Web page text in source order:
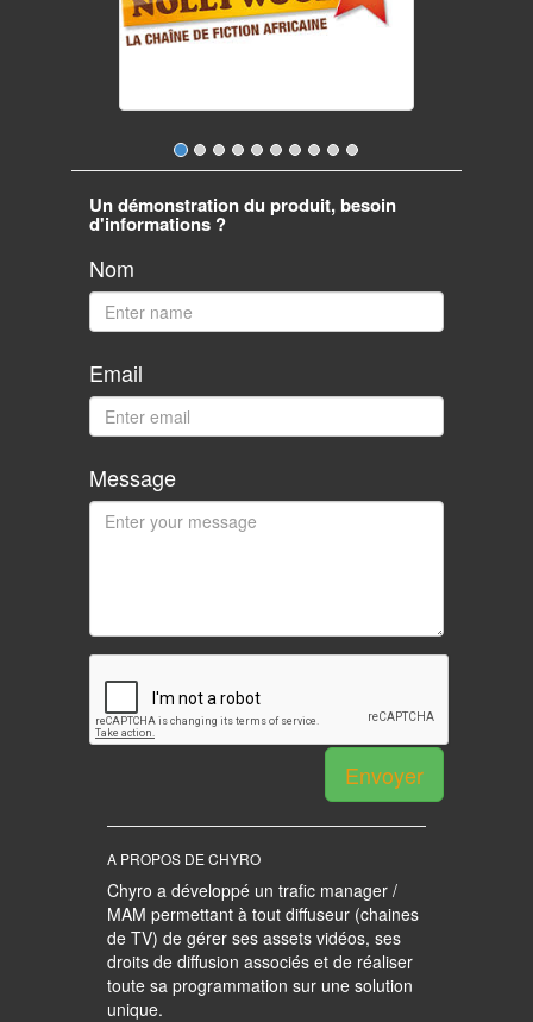
Un démonstration du produit, besoin
d'informations ?
Nom
Email
Message
Envoyer
A PROPOS DE CHYRO
Chyro a développé un trafic manager /
MAM permettant à tout diffuseur (chaines
de TV) de gérer ses assets vidéos, ses
droits de diffusion associés et de réaliser
toute sa programmation sur une solution
unique.